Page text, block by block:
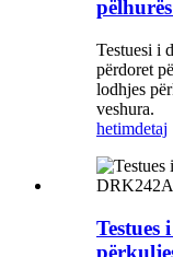
Testuesi i
përdoret
lodhjes
veshura.
hetimdetaj
Testues